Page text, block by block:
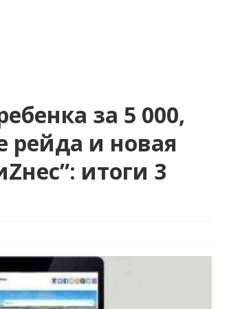
за 5 000,
рейда и новая
итоги 3